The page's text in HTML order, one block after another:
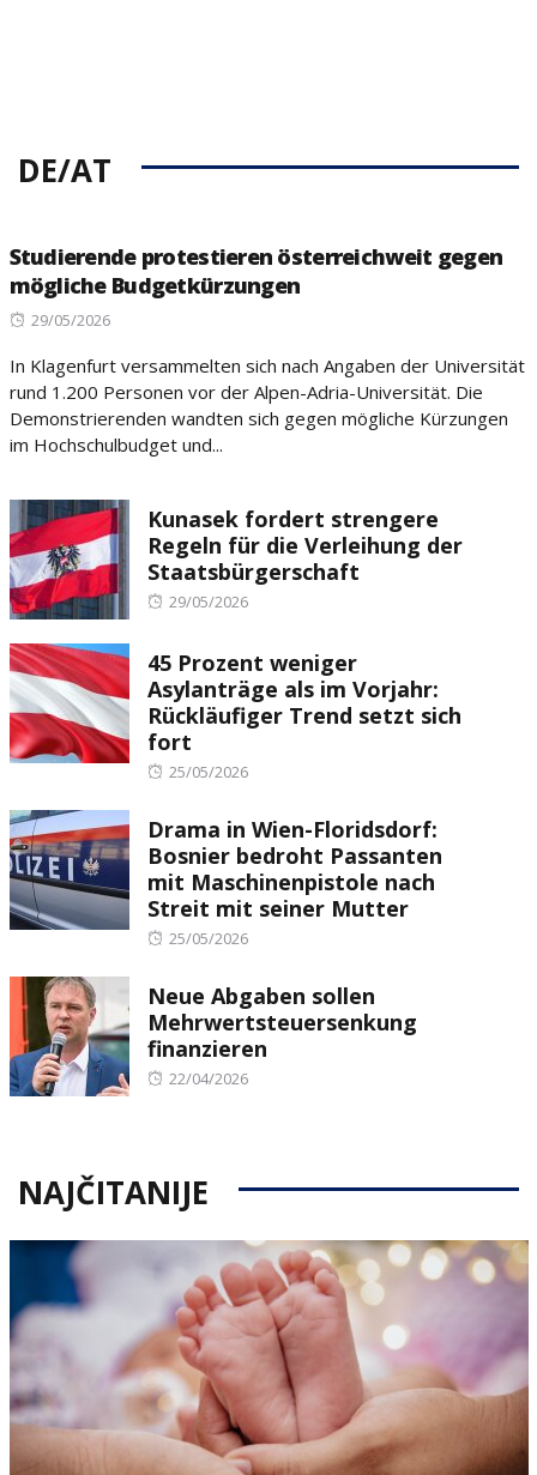
DE/AT
Studierende protestieren österreichweit gegen
mögliche Budgetkürzungen
Posted
29/05/2026
In Klagenfurt versammelten sich nach Angaben der Universität
rund 1.200 Personen vor der Alpen-Adria-Universität. Die
Demonstrierenden wandten sich gegen mögliche Kürzungen
im Hochschulbudget und...
Kunasek fordert strengere
Regeln für die Verleihung der
Staatsbürgerschaft
Posted
29/05/2026
45 Prozent weniger
Asylanträge als im Vorjahr:
Rückläufiger Trend setzt sich
fort
Posted
25/05/2026
Drama in Wien-Floridsdorf:
Bosnier bedroht Passanten
mit Maschinenpistole nach
Streit mit seiner Mutter
Posted
25/05/2026
Neue Abgaben sollen
Mehrwertsteuersenkung
finanzieren
Posted
22/04/2026
NAJČITANIJE